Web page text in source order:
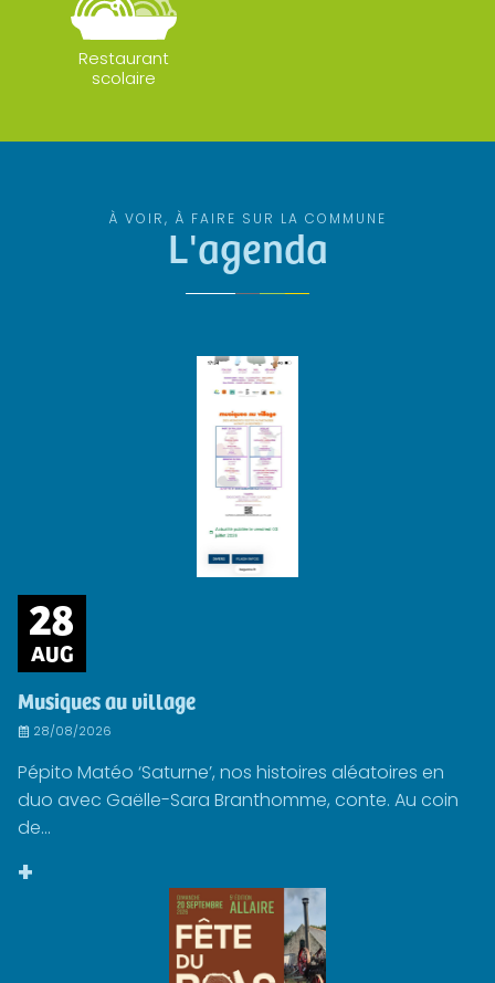
Restaurant
scolaire
À VOIR, À FAIRE SUR LA COMMUNE
L'agenda
28
AUG
Musiques au village
28/08/2026
Pépito Matéo ‘Saturne’, nos histoires aléatoires en
duo avec Gaëlle-Sara Branthomme, conte. Au coin
de...
+